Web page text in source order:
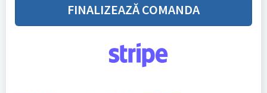
FINALIZEAZĂ COMANDA